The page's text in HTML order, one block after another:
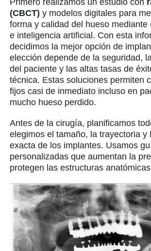
(CBCT) y modelos digitales para
forma y calidad del hueso mediante
e inteligencia artificial. Con esta
decidimos la mejor opción de
elección depende de la seguridad,
del paciente y las altas tasas de
técnica. Estas soluciones permiten
fijos casi de inmediato incluso en
mucho hueso perdido.
Antes de la cirugía, planificamos
elegimos el tamaño, la trayectoria y
exacta de los implantes. Usamos
personalizadas que aumentan la
protegen las estructuras